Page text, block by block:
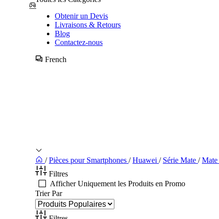
Obtenir un Devis
Livraisons & Retours
Blog
Contactez-nous
French
/ Pièces pour Smartphones / Huawei / Série Mate /
Filtres
Afficher Uniquement les Produits en Promo
Trier Par